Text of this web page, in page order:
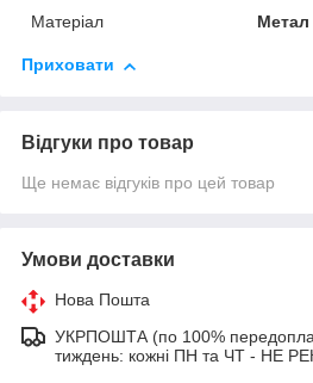
Матеріал
Метал
Приховати
Відгуки про товар
Ще немає відгуків про цей товар
Умови доставки
Нова Пошта
УКРПОШТА (по 100%
тиждень: кожні ПН та ЧТ - НЕ